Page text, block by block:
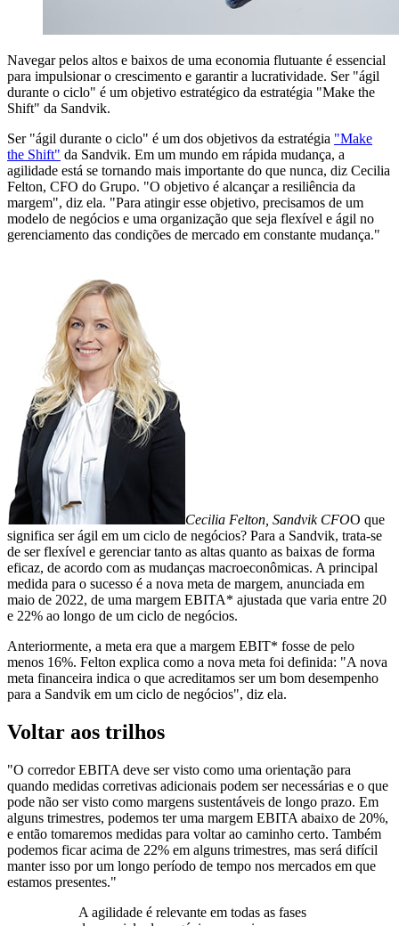
Navegar pelos altos e baixos de uma economia flutuante é essencial
para impulsionar o crescimento e garantir a lucratividade. Ser "ágil
durante o ciclo" é um objetivo estratégico da estratégia "Make the
Shift" da Sandvik.
Ser "ágil durante o ciclo" é um dos objetivos da estratégia "Make
the Shift" da Sandvik. Em um mundo em rápida mudança, a
agilidade está se tornando mais importante do que nunca, diz Cecilia
Felton, CFO do Grupo. "O objetivo é alcançar a resiliência da
margem", diz ela. "Para atingir esse objetivo, precisamos de um
modelo de negócios e uma organização que seja flexível e ágil no
gerenciamento das condições de mercado em constante mudança."
Cecilia Felton, Sandvik CFOO que
significa ser ágil em um ciclo de negócios? Para a Sandvik, trata-se
de ser flexível e gerenciar tanto as altas quanto as baixas de forma
eficaz, de acordo com as mudanças macroeconômicas. A principal
medida para o sucesso é a nova meta de margem, anunciada em
maio de 2022, de uma margem EBITA* ajustada que varia entre 20
e 22% ao longo de um ciclo de negócios.
Anteriormente, a meta era que a margem EBIT* fosse de pelo
menos 16%. Felton explica como a nova meta foi definida: "A nova
meta financeira indica o que acreditamos ser um bom desempenho
para a Sandvik em um ciclo de negócios", diz ela.
Voltar aos trilhos
"O corredor EBITA deve ser visto como uma orientação para
quando medidas corretivas adicionais podem ser necessárias e o que
pode não ser visto como margens sustentáveis de longo prazo. Em
alguns trimestres, podemos ter uma margem EBITA abaixo de 20%,
e então tomaremos medidas para voltar ao caminho certo. Também
podemos ficar acima de 22% em alguns trimestres, mas será difícil
manter isso por um longo período de tempo nos mercados em que
estamos presentes."
A agilidade é relevante em todas as fases